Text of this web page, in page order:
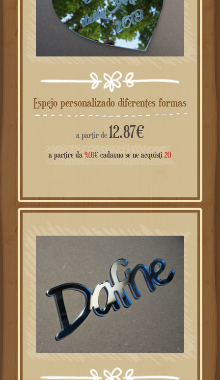
Espejo personalizado diferentes formas
a partir de 12.87€
a partire da 9.01€ cadauno se ne acquisti 20